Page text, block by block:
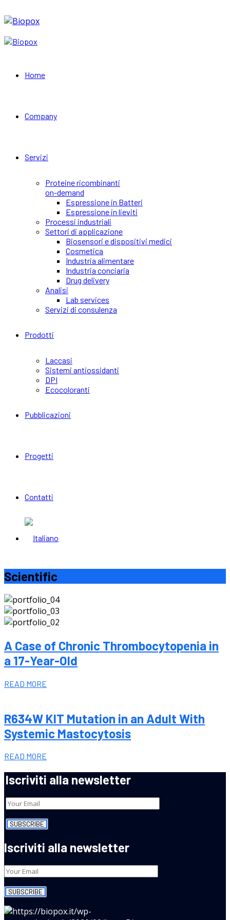
Home
Company
Servizi
Proteine ricombinanti
on-demand
Espressione in Batteri
Espressione in lieviti
Processi industriali
Settori di applicazione
Biosensori e dispositivi medici
Cosmetica
Industria alimentare
Industria conciaria
Drug delivery
Analisi
Lab services
Servizi di consulenza
Prodotti
Laccasi
Sistemi antiossidanti
DPI
Ecocoloranti
Pubblicazioni
Progetti
Contatti
Scientific
A Case of Chronic Thrombocytopenia in
a 17-Year-Old
READ MORE
R634W KIT Mutation in an Adult With
Systemic Mastocytosis
READ MORE
Iscriviti alla newsletter
Iscriviti alla newsletter